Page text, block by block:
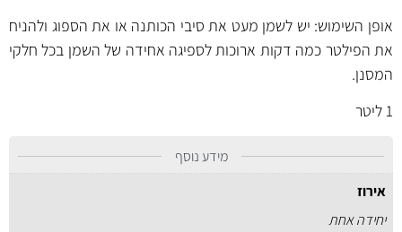
אופן השימוש: יש לשמן מעט את סיבי הכותנה או את הספוג ולהניח
את הפילטר כמה דקות ארוכות לספיגה אחידה של השמן בכל חלקי
המסנן.
1 ליטר
מידע נוסף
אירוז
יחידה אחת